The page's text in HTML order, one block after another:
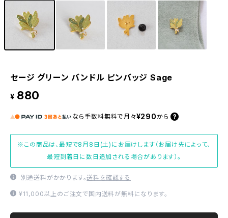
セージ グリーン バンドル ピンバッジ Sage
¥ 880
なら 手数料無料で 月々¥290 から
※この商品は、最短で8月8日(土)にお届けします（お届け先によって、
最短到着日に数日追加される場合があります）。
別途送料がかかります。送料を確認する
¥11,000以上のご注文で国内送料が無料になります。